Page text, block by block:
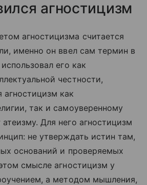
агностицизм
агностицизма считается
именно он ввел сам термин в
его как
честности,
агностицизм как
так и самоуверенному
Для него агностицизм
не утверждать истин там,
оснований и проверяемых
смысле агностицизм у
а методом мышления,